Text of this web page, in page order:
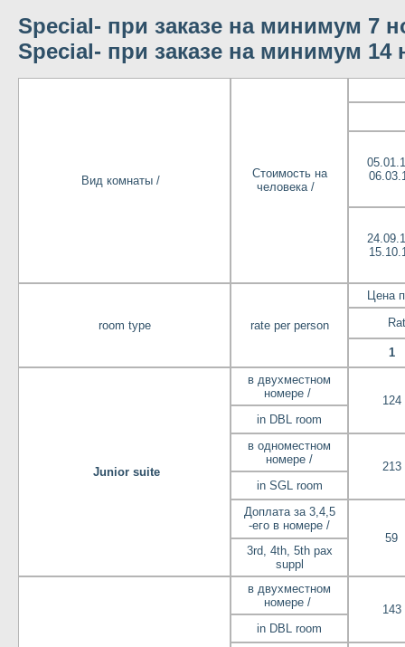
Special- при заказе на минимум
Special- при заказе на минимум 14
Вид комнаты /
Стоимость на
человека /
room type rate per person
Цена
1
Junior suite
в двухместном
номере /
124
in DBL room
в одноместном
номере /
213
in SGL room
Доплата за 3,4,5
-его в номере /
59
3rd, 4th, 5th pax
suppl
в двухместном
номере /
143
in DBL room